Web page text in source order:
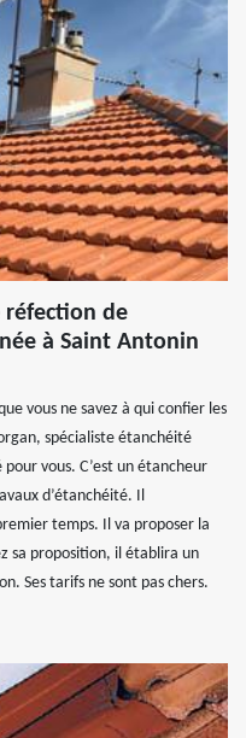
réfection de
à Saint Antonin
vous ne savez à qui confier les
spécialiste étanchéité
vous. C’est un étancheur
d’étanchéité. Il
temps. Il va proposer la
sa proposition, il établira un
Ses tarifs ne sont pas chers.